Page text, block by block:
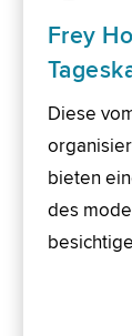
Frey
Diese
bieten
des